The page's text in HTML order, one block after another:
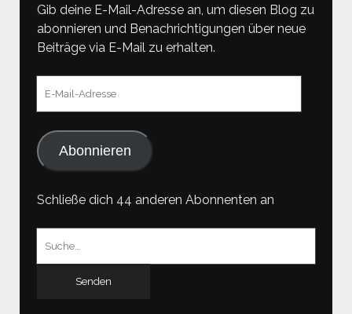
Gib deine E-Mail-Adresse an, um diesen Blog zu
abonnieren und Benachrichtigungen über neue
Beiträge via E-Mail zu erhalten.
Abonnieren
Schließe dich 44 anderen Abonnenten an